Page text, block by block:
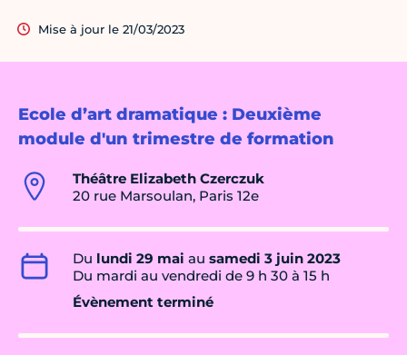
Ecole d’art dramatique : Deuxième
module d'un trimestre de formation
Théâtre Elizabeth Czerczuk
20 rue Marsoulan, Paris 12e
Du lundi 29 mai au samedi 3 juin 2023
Du mardi au vendredi de 9 h 30 à 15 h
Évènement terminé
Mise à jour le 21/03/2023